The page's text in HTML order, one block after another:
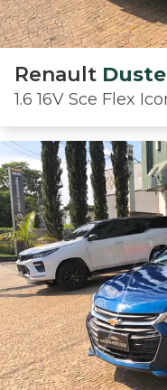
Renault
1.6 16V Sce Flex